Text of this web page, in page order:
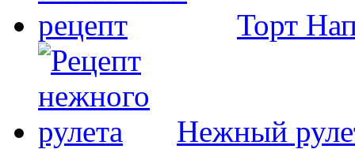
Торт
Нежный